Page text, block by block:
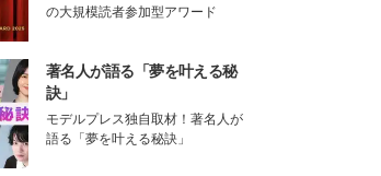
の大規模読者参加型アワード
著名人が語る「夢を叶える秘
訣」
モデルプレス独自取材！著名人が
語る「夢を叶える秘訣」